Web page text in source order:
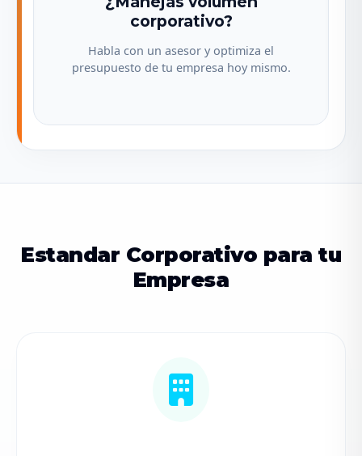
corporativo?
Habla con un asesor y optimiza el
presupuesto de tu empresa hoy mismo.
Estandar Corporativo para tu
Empresa